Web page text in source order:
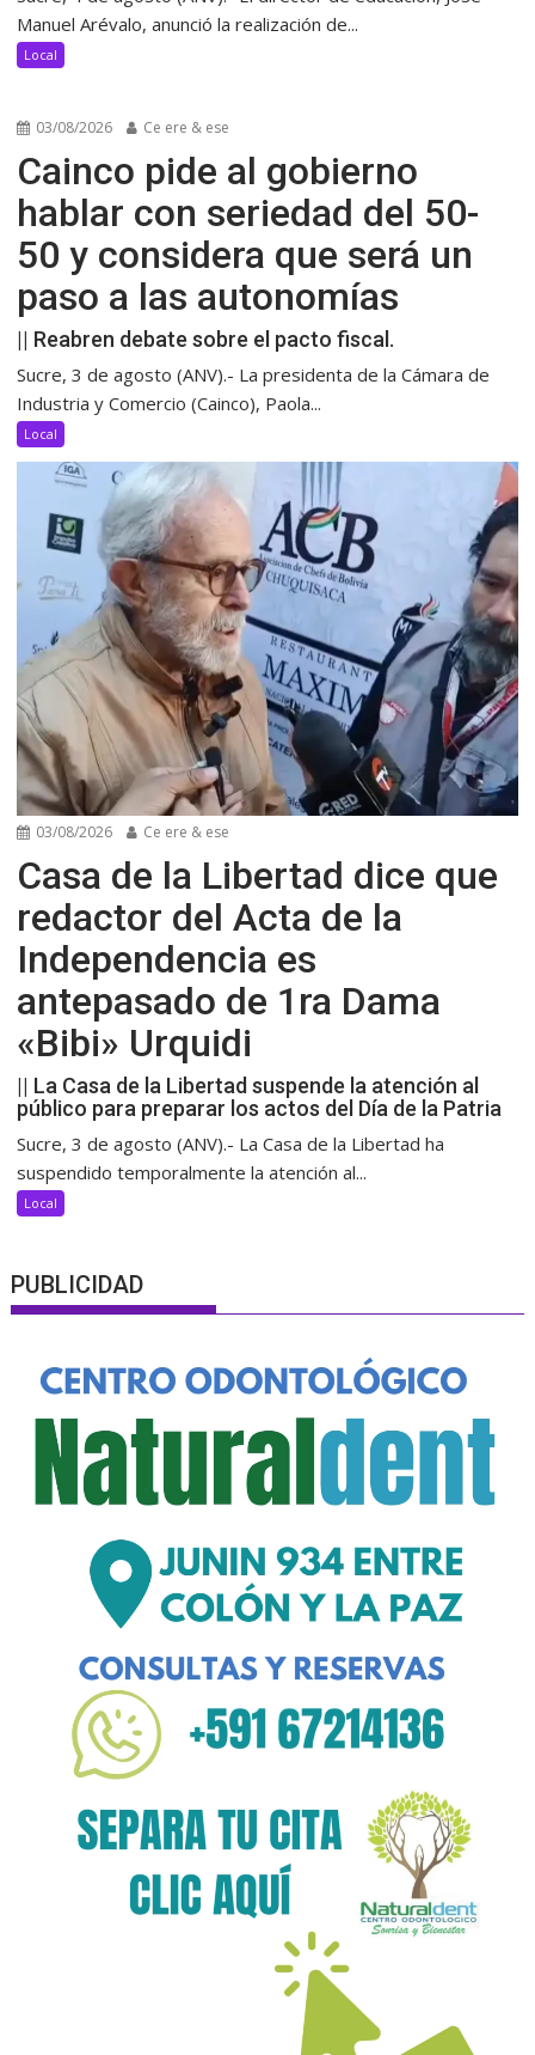
Manuel Arévalo, anunció la realización de...
Local
03/08/2026 Ce ere & ese
Cainco pide al gobierno
hablar con seriedad del 50-
50 y considera que será un
paso a las autonomías
|| Reabren debate sobre el pacto fiscal.
Sucre, 3 de agosto (ANV).- La presidenta de la Cámara de
Industria y Comercio (Cainco), Paola...
Local
03/08/2026 Ce ere & ese
Casa de la Libertad dice que
redactor del Acta de la
Independencia es
antepasado de 1ra Dama
«Bibi» Urquidi
|| La Casa de la Libertad suspende la atención al
público para preparar los actos del Día de la Patria
Sucre, 3 de agosto (ANV).- La Casa de la Libertad ha
suspendido temporalmente la atención al...
Local
PUBLICIDAD